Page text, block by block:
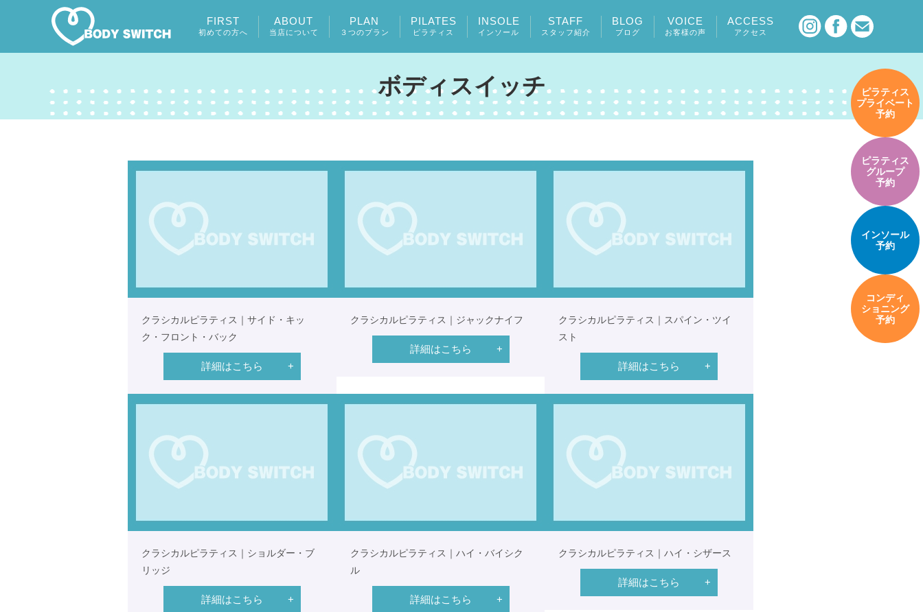
FIRST
初めての方へ
ABOUT
当店について
PLAN
３つのプラン
PILATES
ピラティス
INSOLE
インソール
STAFF
スタッフ紹介
BLOG
ブログ
VOICE
お客様の声
ACCESS
アクセス
ピラティス
プライベート
予約
ピラティス
グループ
予約
インソール
予約
コンディ
ショニング
予約
ボディスイッチ
クラシカルピラティス｜サイド・キッ
ク・フロント・バック
詳細はこちら
クラシカルピラティス｜ジャックナイフ
詳細はこちら
クラシカルピラティス｜スパイン・ツイ
スト
詳細はこちら
クラシカルピラティス｜ショルダー・ブ
リッジ
詳細はこちら
クラシカルピラティス｜ハイ・バイシク
ル
詳細はこちら
クラシカルピラティス｜ハイ・シザース
詳細はこちら